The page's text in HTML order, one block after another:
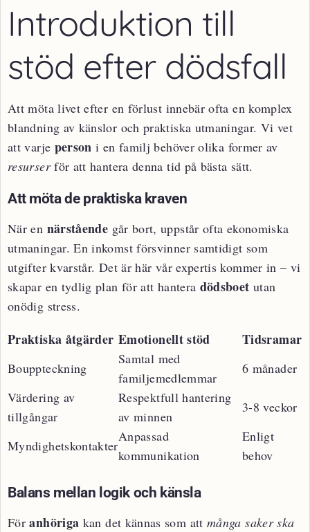
Introduktion till
stöd efter dödsfall
Att möta livet efter en förlust innebär ofta en komplex
blandning av känslor och praktiska utmaningar. Vi vet
att varje person i en familj behöver olika former av
resurserför att hantera denna tid på bästa sätt.
Att möta de praktiska kraven
När en närstående går bort, uppstår ofta ekonomiska
utmaningar. En inkomst försvinner samtidigt som
utgifter kvarstår. Det är här vår expertis kommer in – vi
skapar en tydlig plan för att hantera dödsboet utan
onödig stress.
Praktiska åtgärder Emotionellt stöd Tidsramar
Bouppteckning
Samtal med
familjemedlemmar
6 månader
Värdering av
tillgångar
Respektfull hantering
av minnen
3-8 veckor
Myndighetskontakter
Anpassad
kommunikation
Enligt
behov
Balans mellan logik och känsla
Föranhöriga kan det kännas som att många saker ska